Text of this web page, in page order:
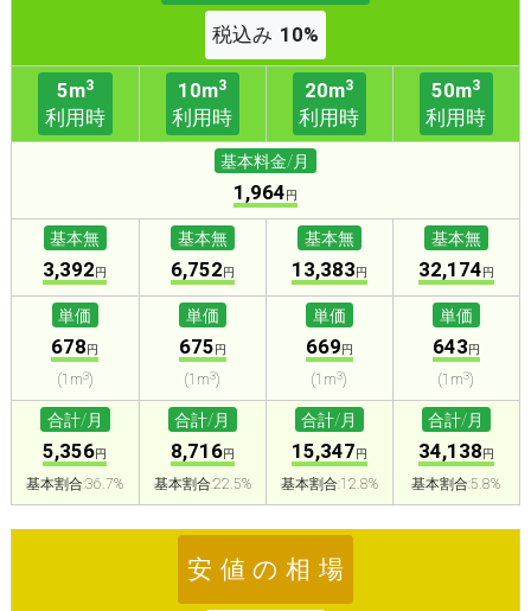
税込み 10%
5m3
利用時
10m3
利用時
20m3
利用時
50m3
利用時
基本料金/月
1,964円
基本無
3,392円
基本無
6,752円
基本無
13,383円
基本無
32,174円
単価
678円
(1m3)
単価
675円
(1m3)
単価
669円
(1m3)
単価
643円
(1m3)
合計/月
5,356円
基本割合:36.7%
合計/月
8,716円
基本割合:22.5%
合計/月
15,347円
基本割合:12.8%
合計/月
34,138円
基本割合:5.8%
安 値 の 相 場